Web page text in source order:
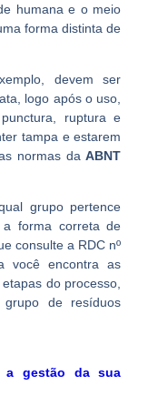
humana e o meio
forma distinta de
devem ser
logo após o uso,
ruptura e
tampa e estarem
normas daABNT
grupo pertence
forma correta de
consulte a RDC nº
você encontra as
do processo,
de resíduos
a gestão da sua